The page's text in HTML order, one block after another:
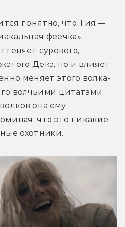
понятно, что Тия —
феечка»,
сурового,
Дека, но и влияет
меняет этого волка-
волчьими цитатами.
она ему
что это никакие
охотники.